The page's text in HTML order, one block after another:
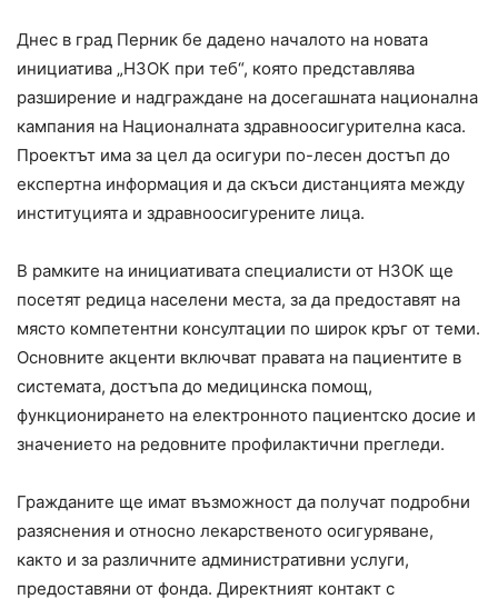
Днес в град Перник бе дадено началото на новата
инициатива „НЗОК при теб“, която представлява
разширение и надграждане на досегашната национална
кампания на Националната здравноосигурителна каса.
Проектът има за цел да осигури по-лесен достъп до
експертна информация и да скъси дистанцията между
институцията и здравноосигурените лица.
В рамките на инициативата специалисти от НЗОК ще
посетят редица населени места, за да предоставят на
място компетентни консултации по широк кръг от теми.
Основните акценти включват правата на пациентите в
системата, достъпа до медицинска помощ,
функционирането на електронното пациентско досие и
значението на редовните профилактични прегледи.
Гражданите ще имат възможност да получат подробни
разяснения и относно лекарственото осигуряване,
както и за различните административни услуги,
предоставяни от фонда. Директният контакт с